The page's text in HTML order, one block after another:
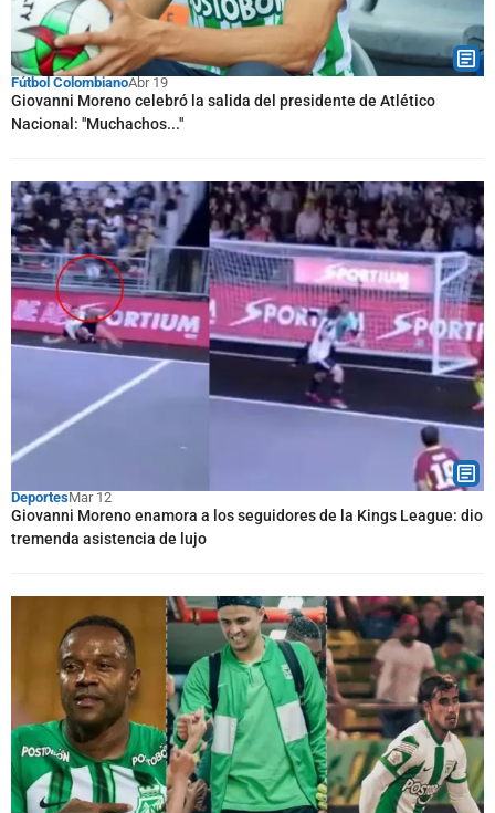
Fútbol ColombianoAbr 19
Giovanni Moreno celebró la salida del presidente de Atlético
Nacional: "Muchachos..."
DeportesMar 12
Giovanni Moreno enamora a los seguidores de la Kings League: dio
tremenda asistencia de lujo